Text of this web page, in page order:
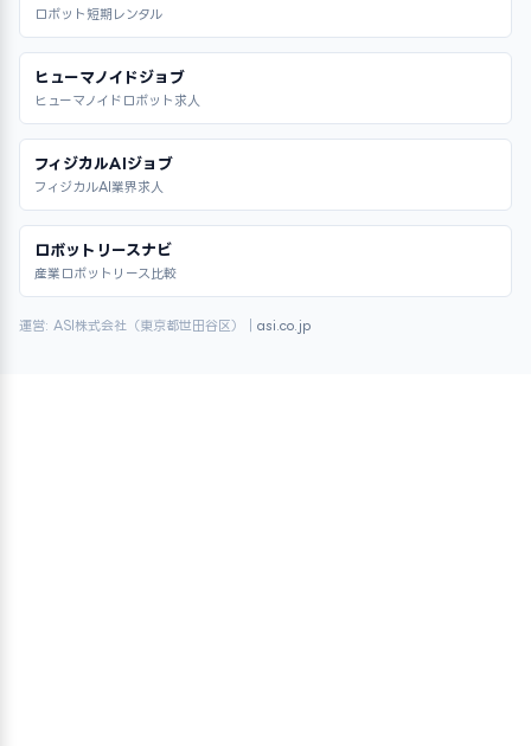
ロボット短期レンタル
ヒューマノイドジョブ
ヒューマノイドロボット求人
フィジカルAIジョブ
フィジカルAI業界求人
ロボットリースナビ
産業ロボットリース比較
運営: ASI株式会社（東京都世田谷区）｜ asi.co.jp